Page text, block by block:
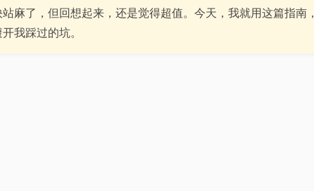
麻了，但回想起来，还是觉得超值。今天，我就用这篇指南，
我踩过的坑。